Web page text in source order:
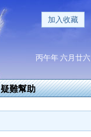
加入收藏
丙午年 六月廿六
疑難幫助